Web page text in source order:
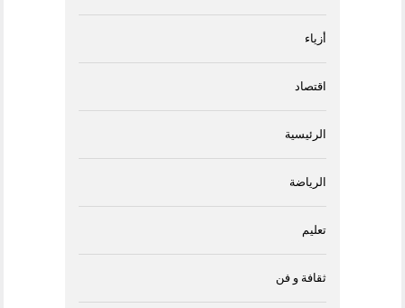
أزياء
اقتصاد
الرئيسية
الرياضة
تعليم
ثقافة و فن